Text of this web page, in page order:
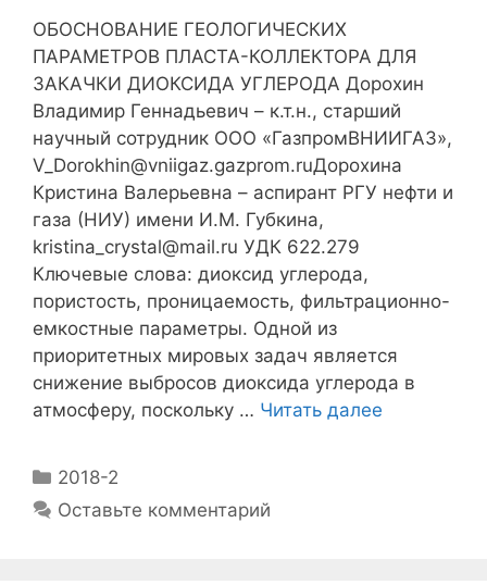
ОБОСНОВАНИЕ ГЕОЛОГИЧЕСКИХ
ПАРАМЕТРОВ ПЛАСТА-КОЛЛЕКТОРА ДЛЯ
ЗАКАЧКИ ДИОКСИДА УГЛЕРОДА Дорохин
Владимир Геннадьевич – к.т.н., старший
научный сотрудник ООО «ГазпромВНИИГАЗ»,
V_Dorokhin@vniigaz.gazprom.ruДорохина
Кристина Валерьевна – аспирант РГУ нефти и
газа (НИУ) имени И.М. Губкина,
kristina_crystal@mail.ru УДК 622.279
Ключевые слова: диоксид углерода,
пористость, проницаемость, фильтрационно-
емкостные параметры. Одной из
приоритетных мировых задач является
снижение выбросов диоксида углерода в
атмосферу, поскольку … Читать далее
2018-2
Оставьте комментарий